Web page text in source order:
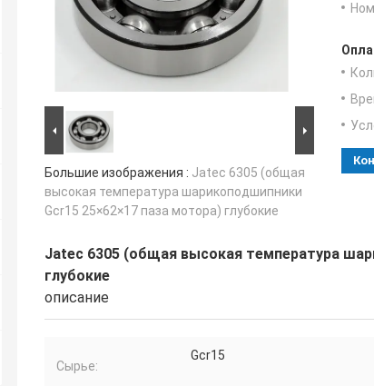
Большие изображения : Jatec 6305 (общая
высокая температура шарикоподшипники
Gcr15 25×62×17 паза мотора) глубокие
Jatec 6305 (общая высокая температура
глубокие
описание
Сырье:
Gcr15